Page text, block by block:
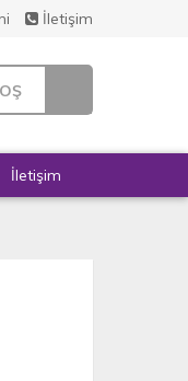
İletişim
İletişim